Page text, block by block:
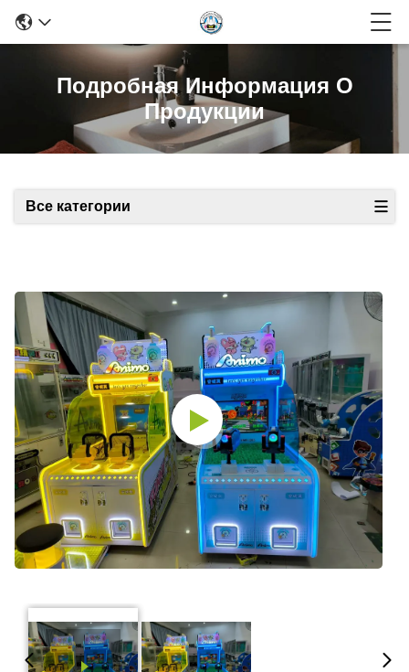
Подробная Информация О
Продукции
Все категории